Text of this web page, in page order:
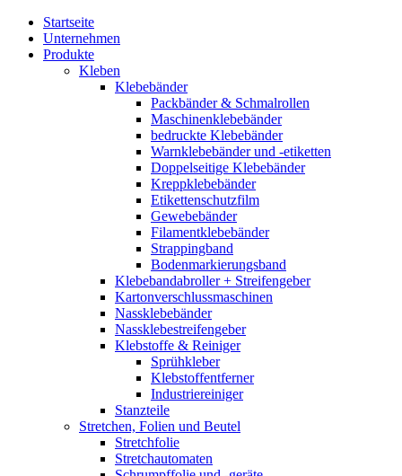
Startseite
Unternehmen
Produkte
Kleben
Klebebänder
Packbänder & Schmalrollen
Maschinenklebebänder
bedruckte Klebebänder
Warnklebebänder und -etiketten
Doppelseitige Klebebänder
Kreppklebebänder
Etikettenschutzfilm
Gewebebänder
Filamentklebebänder
Strappingband
Bodenmarkierungsband
Klebebandabroller + Streifengeber
Kartonverschlussmaschinen
Nassklebebänder
Nassklebestreifengeber
Klebstoffe & Reiniger
Sprühkleber
Klebstoffentferner
Industriereiniger
Stanzteile
Stretchen, Folien und Beutel
Stretchfolie
Stretchautomaten